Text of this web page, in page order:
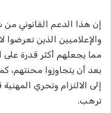
إن هذا الدعم القانوني
والإعلاميين الذين
مما يجعلهم أكثر قدرة على
بعد أن يتجاوزوا محنتهم،
إلى الالتزام وتحري
ترهب.